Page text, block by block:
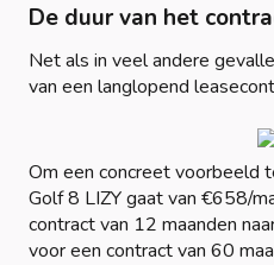
De duur van het
Net als in veel andere
van een langlopend
Om een concreet voorbeeld
Golf 8 LIZY gaat van €658/
contract van 12 maanden
voor een contract van 60